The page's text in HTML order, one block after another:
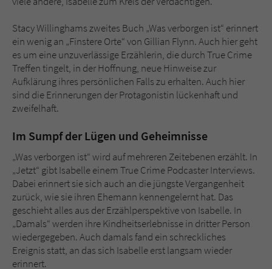
Stacy Willinghams zweites Buch „Was verborgen ist“ erinnert
ein wenig an „Finstere Orte“ von Gillian Flynn. Auch hier geht
es um eine unzuverlässige Erzählerin, die durch True Crime
Treffen tingelt, in der Hoffnung, neue Hinweise zur
Aufklärung ihres persönlichen Falls zu erhalten. Auch hier
sind die Erinnerungen der Protagonistin lückenhaft und
zweifelhaft.
Im Sumpf der Lügen und Geheimnisse
„Was verborgen ist“ wird auf mehreren Zeitebenen erzählt. In
„Jetzt“ gibt Isabelle einem True Crime Podcaster Interviews.
Dabei erinnert sie sich auch an die jüngste Vergangenheit
zurück, wie sie ihren Ehemann kennengelernt hat. Das
geschieht alles aus der Erzählperspektive von Isabelle. In
„Damals“ werden ihre Kindheitserlebnisse in dritter Person
wiedergegeben. Auch damals fand ein schreckliches
Ereignis statt, an das sich Isabelle erst langsam wieder
erinnert.
Sicherheitscode des Kontaktformulars zu